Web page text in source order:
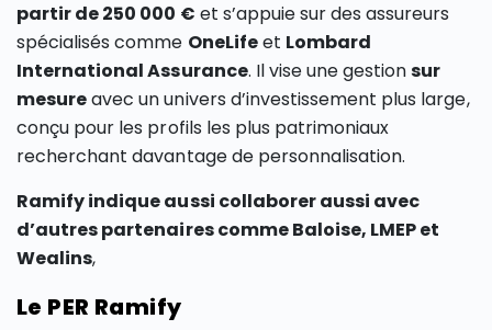
partir de 250 000 € et s’appuie sur des assureurs
spécialisés comme OneLifeet Lombard
International Assurance. Il vise une gestionsur
mesureavec un univers d’investissement plus large,
conçu pour les profils les plus patrimoniaux
recherchant davantage de personnalisation.
Ramify indique aussi collaborer aussi avec
d’autres partenaires comme Baloise, LMEP et
Wealins,
Le PER Ramify